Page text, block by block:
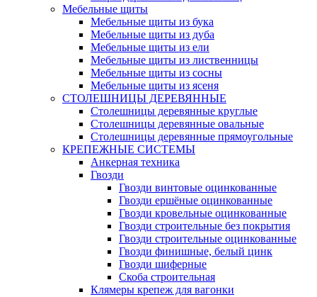
Мебельные щиты
Мебельные щиты из бука
Мебельные щиты из дуба
Мебельные щиты из ели
Мебельные щиты из лиственницы
Мебельные щиты из сосны
Мебельные щиты из ясеня
СТОЛЕШНИЦЫ ДЕРЕВЯННЫЕ
Столешницы деревянные круглые
Столешницы деревянные овальные
Столешницы деревянные прямоугольные
КРЕПЕЖНЫЕ СИСТЕМЫ
Анкерная техника
Гвозди
Гвозди винтовые оцинкованные
Гвозди ершёные оцинкованные
Гвозди кровельные оцинкованные
Гвозди строительные без покрытия
Гвозди строительные оцинкованные
Гвозди финишные, белый цинк
Гвозди шиферные
Скоба строительная
Клямеры крепеж для вагонки